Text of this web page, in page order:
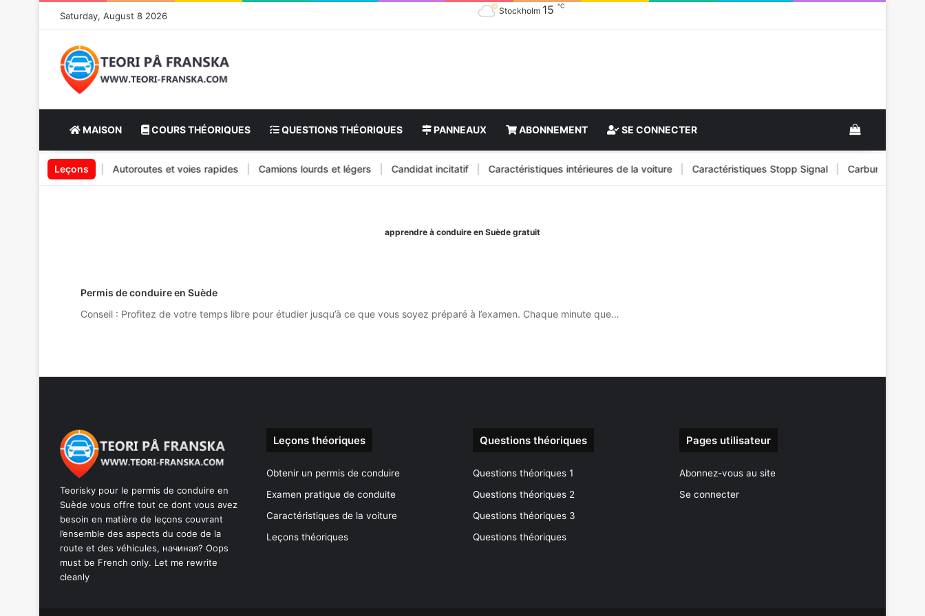
Saturday, August 8 2026 Stockholm 15 ℃
MAISON COURS THÉORIQUES QUESTIONS THÉORIQUES PANNEAUX ABONNEMENT SE CONNECTER View your
Leçons
des véhicules | Autoroutes et voies rapides | Camions lourds et légers | Candidat incitatif | Caractéristiques intérieures de la voiture | Caractéristiques Stopp Signal | Carburant pour
apprendre à conduire en Suède gratuit
Permis de conduire en Suède
Conseil : Profitez de votre temps libre pour étudier jusqu’à ce que vous soyez préparé à l’examen. Chaque minute que…
Teorisky pour le permis de conduire en
Suède vous offre tout ce dont vous avez
besoin en matière de leçons couvrant
l’ensemble des aspects du code de la
route et des véhicules, начиная? Oops
must be French only. Let me rewrite
cleanly
Leçons théoriques
Obtenir un permis de conduire
Examen pratique de conduite
Caractéristiques de la voiture
Leçons théoriques
Questions théoriques
Questions théoriques 1
Questions théoriques 2
Questions théoriques 3
Questions théoriques
Pages utilisateur
Abonnez-vous au site
Se connecter